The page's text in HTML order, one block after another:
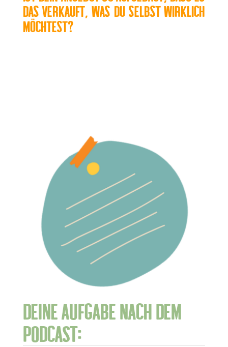
das verkauft, was du selbst wirklich
möchtest?
Deine Aufgabe nach dem
Podcast: